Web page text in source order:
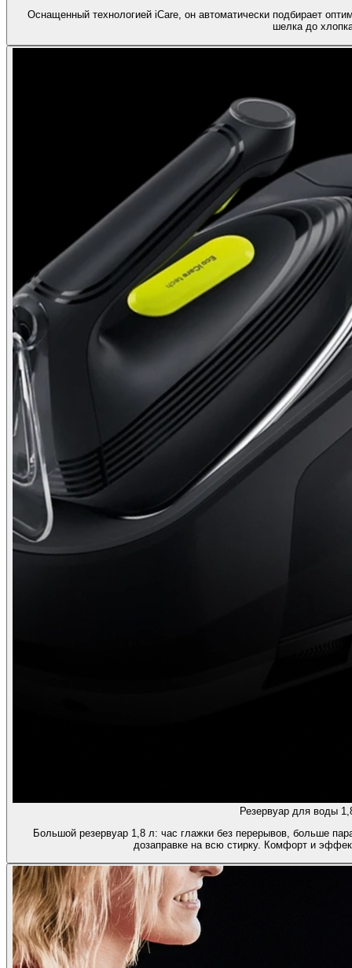
Оснащенный технологией iCare, он автоматически подбирает
шелка до
Резервуар для воды
Большой резервуар 1,8 л: час глажки без перерывов, больше
дозаправке на всю стирку. Комфорт и